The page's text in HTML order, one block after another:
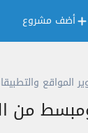
أضف مشروع
المواقع
من